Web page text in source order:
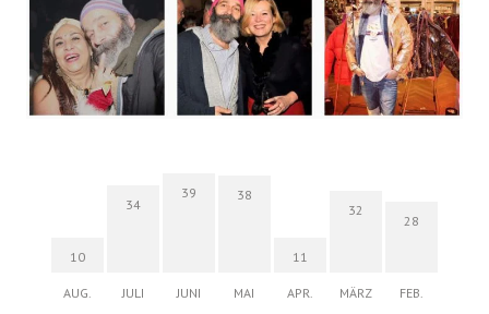
10
AUG.
34
JULI
39
JUNI
38
MAI
11
APR.
32
MÄRZ
28
FEB.